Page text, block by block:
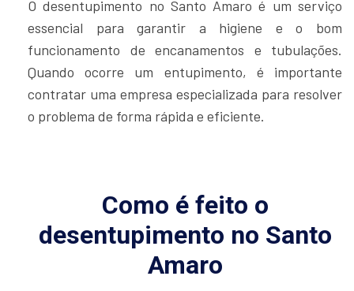
O desentupimento no Santo Amaro é um serviço
essencial para garantir a higiene e o bom
funcionamento de encanamentos e tubulações.
Quando ocorre um entupimento, é importante
contratar uma empresa especializada para resolver
o problema de forma rápida e eficiente.
Como é feito o
desentupimento no Santo
Amaro